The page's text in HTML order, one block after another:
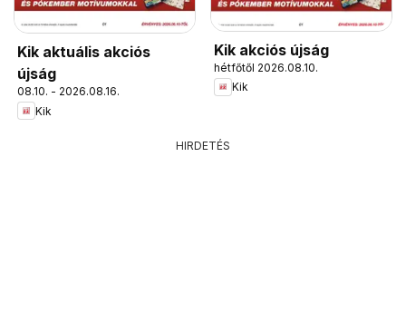
Kik aktuális akciós
újság
08.10. - 2026.08.16.
Kik
Kik akciós újság
hétfőtől 2026.08.10.
Kik
HIRDETÉS